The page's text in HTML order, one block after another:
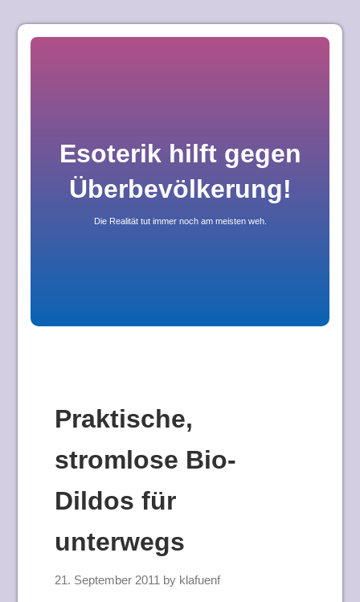
Skip
Esoterik hilft gegen
Überbevölkerung!
Die Realität tut immer noch am meisten weh.
Praktische,
stromlose Bio-
Dildos für
unterwegs
21. September 2011 by klafuenf